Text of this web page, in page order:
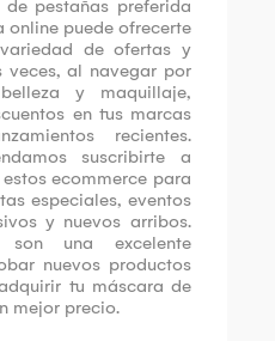
pestañas preferida
online puede ofrecerte
de ofertas y
veces, al navegar por
y maquillaje,
en tus marcas
recientes.
suscribirte a
ecommerce para
especiales, eventos
y nuevos arribos.
son una excelente
nuevos productos
tu máscara de
mejor precio.